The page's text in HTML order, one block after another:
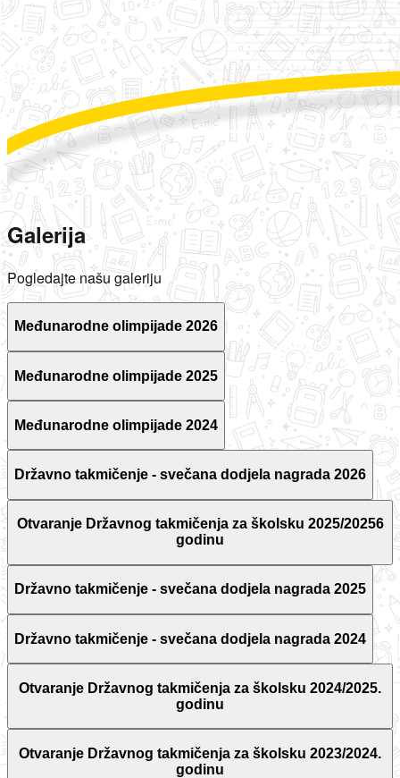
Galerija
Pogledajte našu galeriju
Međunarodne olimpijade 2026
Međunarodne olimpijade 2025
Međunarodne olimpijade 2024
Državno takmičenje - svečana dodjela nagrada 2026
Otvaranje Državnog takmičenja za školsku 2025/20256
godinu
Državno takmičenje - svečana dodjela nagrada 2025
Državno takmičenje - svečana dodjela nagrada 2024
Otvaranje Državnog takmičenja za školsku 2024/2025.
godinu
Otvaranje Državnog takmičenja za školsku 2023/2024.
godinu